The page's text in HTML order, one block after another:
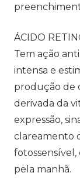
ÁCIDO
Tem ação
intensa e
produção de
derivada da
expressão,
clareamento
fotossensível,
pela manhã.